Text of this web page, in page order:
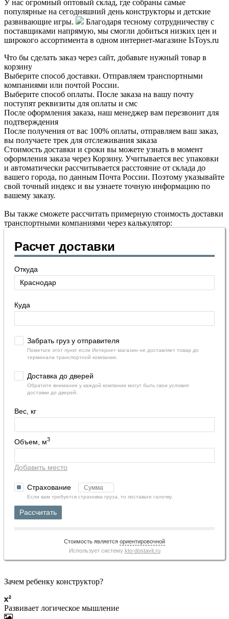
У нас огромный оптовый склад, где собраны самые
популярные на сегодняшний день конструкторы и детские
развивающие игры.
Благодаря тесному сотрудничеству с
поставщиками напрямую, мы смогли добиться низких цен и
широкого ассортимента в одном интернет-магазине IsToys.ru
Что бы сделать заказ через сайт, добавьте нужный товар в
корзину
Выберите способ доставки. Отправляем транспортными
компаниями или почтой России.
Выберите способ оплаты. После заказа на вашу почту
поступят реквизиты для оплаты и смс
После оформления заказа, наш менеджер вам перезвонит для
подтверждения
После получения от вас 100% оплаты, отправляем ваш заказ,
вы получаете трек для отслеживания заказа
Стоимость доставки и сроки вы можете узнать в момент
оформления заказа через Корзину. Учитывается вес упаковки
и автоматически рассчитывается расстояние от склада до
вашего города, по данным Почта России. Поэтому указывайте
свой точный индекс и вы узнаете точную информацию по
вашему заказу.
Вы также сможете рассчитать примерную стоимость доставки
транспортными компаниями через калькулятор:
Расчет доставки
Откуда
Куда
Забрать груз у отправителя
Пометьте этот пункт если Интернет магазин не доставляет товар до
терминала транспортной компании.
Доставка до дверей
Обратите внимание у каждой компании могут быть свои условия
доставки до дверей.
Вес, кг
Объем, м3
Добавить место
Страхование
Если вам требуется страховка груза, то поставьте галочку.
Рассчитать
Стоимость является ориентировочной
Использует систему kto-dostavit.ru
Зачем ребенку конструктор?
Развивает логическое мышление